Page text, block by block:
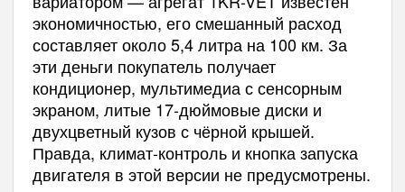
экономичностью, его смешанный расход
составляет около 5,4 литра на 100 км. За
эти деньги покупатель получает
кондиционер, мультимедиа с сенсорным
экраном, литые 17-дюймовые диски и
двухцветный кузов с чёрной крышей.
Правда, климат-контроль и кнопка запуска
двигателя в этой версии не предусмотрены.